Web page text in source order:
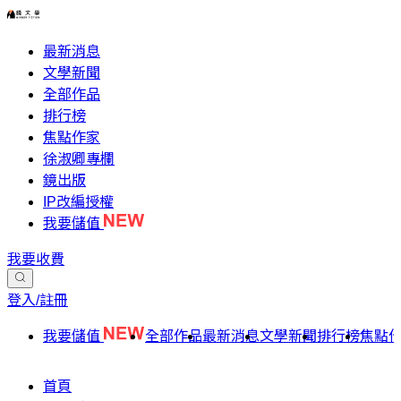
最新消息
文學新聞
全部作品
排行榜
焦點作家
徐淑卿專欄
鏡出版
IP改編授權
我要儲值
我要收費
登入/註冊
我要儲值 全部作品最新消息文學新聞排行榜焦點
首頁